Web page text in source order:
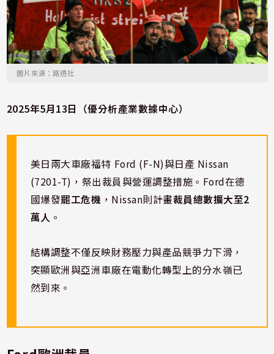
圖片來源：路透社
2025年5月13日（優分析產業數據中心）
美日兩大車廠福特 Ford (F-N)與日產 Nissan
(7201-T)，祭出裁員與營運調整措施。Ford在德
國爆發罷工危機 ，Nissan則計畫裁員總數擴大至2
萬人 。
結構調整不僅反映財務壓力與產品競爭力下滑，
突顯歐洲與亞洲車廠在電動化轉型上的分水嶺已
然到來。